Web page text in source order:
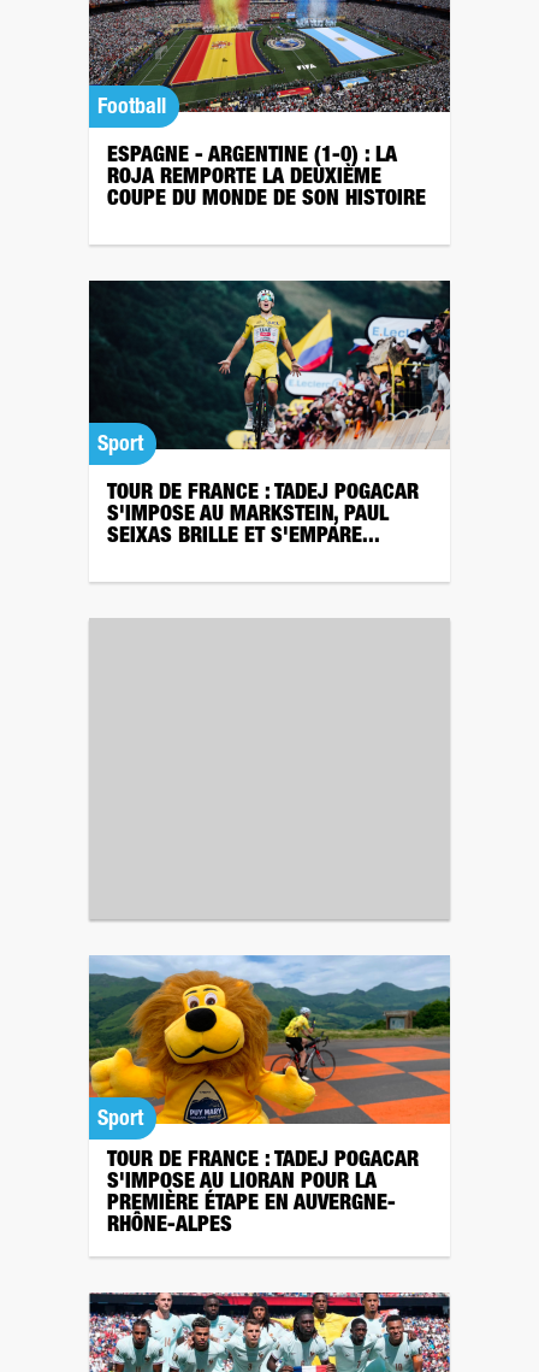
Football
ESPAGNE - ARGENTINE (1-0) : LA
ROJA REMPORTE LA DEUXIÈME
COUPE DU MONDE DE SON HISTOIRE
Sport
TOUR DE FRANCE : TADEJ POGACAR
S'IMPOSE AU MARKSTEIN, PAUL
SEIXAS BRILLE ET S'EMPARE...
Sport
TOUR DE FRANCE : TADEJ POGACAR
S'IMPOSE AU LIORAN POUR LA
PREMIÈRE ÉTAPE EN AUVERGNE-
RHÔNE-ALPES